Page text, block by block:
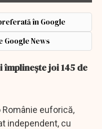
în Google
Google News
împlineşte joi 145 de
Românie euforică,
independent, cu